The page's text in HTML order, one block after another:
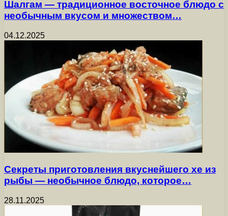
Шалгам — традиционное восточное блюдо с
необычным вкусом и множеством…
04.12.2025
Секреты приготовления вкуснейшего хе из
рыбы — необычное блюдо, которое…
28.11.2025